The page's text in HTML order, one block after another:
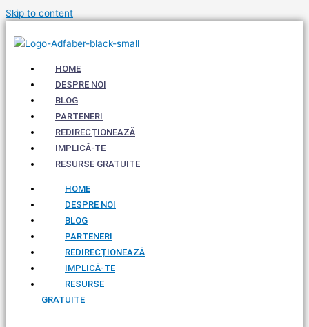
Skip to content
HOME
DESPRE NOI
BLOG
PARTENERI
REDIRECȚIONEAZĂ
IMPLICĂ-TE
RESURSE GRATUITE
HOME
DESPRE NOI
BLOG
PARTENERI
REDIRECȚIONEAZĂ
IMPLICĂ-TE
RESURSE
GRATUITE